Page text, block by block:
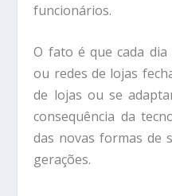
funcionários.
O fato é que cada
ou redes de lojas
de lojas ou se
consequência da
das novas formas de
gerações.